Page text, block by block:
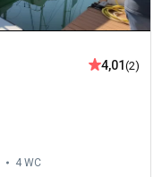
4,01 (2)
4 WC